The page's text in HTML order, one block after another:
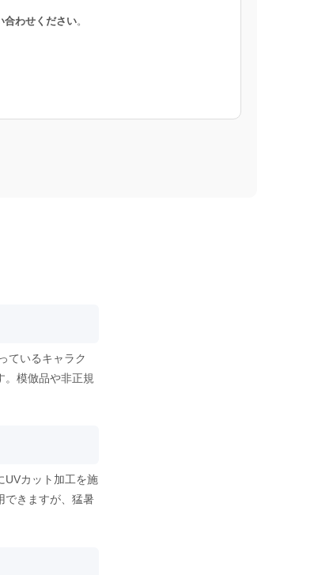
合わせください。
ているキャラク
。模倣品や非正規
UVカット加工を施
できますが、猛暑